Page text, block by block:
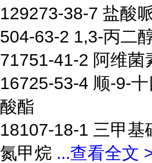
129273-38-7 盐酸
504-63-2 1,3-丙二
71751-41-2 阿维菌
16725-53-4 顺-9-
酸酯
18107-18-1 三甲基
氮甲烷 ...查看全文